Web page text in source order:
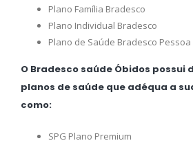
Plano Família Bradesco
Plano Individual Bradesco
Plano de Saúde Bradesco Pessoa
O Bradesco saúde Óbidos possui
planos de saúde que adéqua a
como:
SPG Plano Premium